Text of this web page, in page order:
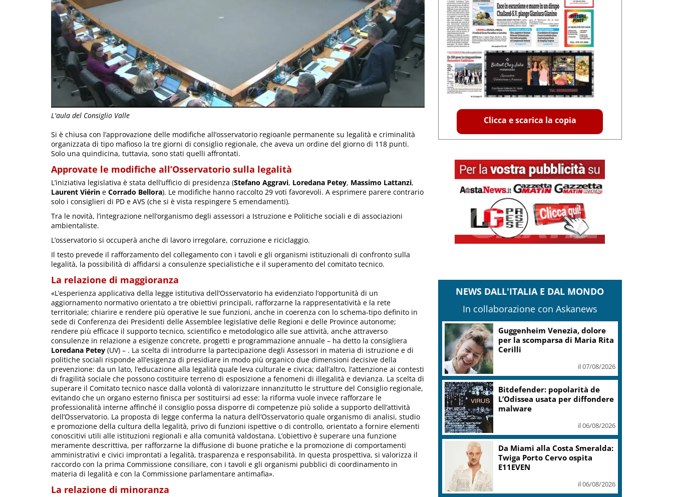
L'aula del Consiglio Valle
Si è chiusa con l’approvazione delle modifiche all’osservatorio regioanle permanente su legalità e criminalità
organizzata di tipo mafioso la tre giorni di consiglio regionale, che aveva un ordine del giorno di 118 punti.
Solo una quindicina, tuttavia, sono stati quelli affrontati.
Approvate le modifiche all’Osservatorio sulla legalità
L’iniziativa legislativa è stata dell’ufficio di presidenza (Stefano Aggravi, Loredana Petey, Massimo Lattanzi,
Laurent Viérin e Corrado Bellora). Le modifiche hanno raccolto 29 voti favorevoli. A esprimere parere contrario
solo i consiglieri di PD e AVS (che si è vista respingere 5 emendamenti).
Tra le novità, l’integrazione nell’organismo degli assessori a Istruzione e Politiche sociali e di associazioni
ambientaliste.
L’osservatorio si occuperà anche di lavoro irregolare, corruzione e riciclaggio.
Il testo prevede il rafforzamento del collegamento con i tavoli e gli organismi istituzionali di confronto sulla
legalità, la possibilità di affidarsi a consulenze specialistiche e il superamento del comitato tecnico.
La relazione di maggioranza
«L’esperienza applicativa della legge istitutiva dell’Osservatorio ha evidenziato l’opportunità di un
aggiornamento normativo orientato a tre obiettivi principali, rafforzarne la rappresentatività e la rete
territoriale; chiarire e rendere più operative le sue funzioni, anche in coerenza con lo schema-tipo definito in
sede di Conferenza dei Presidenti delle Assemblee legislative delle Regioni e delle Province autonome;
rendere più efficace il supporto tecnico, scientifico e metodologico alle sue attività, anche attraverso
consulenze in relazione a esigenze concrete, progetti e programmazione annuale – ha detto la consigliera
Loredana Petey (UV) – . La scelta di introdurre la partecipazione degli Assessori in materia di istruzione e di
politiche sociali risponde all’esigenza di presidiare in modo più organico due dimensioni decisive della
prevenzione: da un lato, l’educazione alla legalità quale leva culturale e civica; dall’altro, l’attenzione ai contesti
di fragilità sociale che possono costituire terreno di esposizione a fenomeni di illegalità e devianza. La scelta di
superare il Comitato tecnico nasce dalla volontà di valorizzare innanzitutto le strutture del Consiglio regionale,
evitando che un organo esterno finisca per sostituirsi ad esse: la riforma vuole invece rafforzare le
professionalità interne affinché il consiglio possa disporre di competenze più solide a supporto dell’attività
dell’Osservatorio. La proposta di legge conferma la natura dell’Osservatorio quale organismo di analisi, studio
e promozione della cultura della legalità, privo di funzioni ispettive o di controllo, orientato a fornire elementi
conoscitivi utili alle istituzioni regionali e alla comunità valdostana. L’obiettivo è superare una funzione
meramente descrittiva, per rafforzarne la diffusione di buone pratiche e la promozione di comportamenti
amministrativi e civici improntati a legalità, trasparenza e responsabilità. In questa prospettiva, si valorizza il
raccordo con la prima Commissione consiliare, con i tavoli e gli organismi pubblici di coordinamento in
materia di legalità e con la Commissione parlamentare antimafia».
La relazione di minoranza
Clicca e scarica la copia
NEWS DALL'ITALIA E DAL MONDO
In collaborazione con Askanews
Guggenheim Venezia, dolore
per la scomparsa di Maria Rita
Cerilli
il 07/08/2026
Bitdefender: popolarità de
L’Odissea usata per diffondere
malware
il 06/08/2026
Da Miami alla Costa Smeralda:
Twiga Porto Cervo ospita
E11EVEN
il 06/08/2026